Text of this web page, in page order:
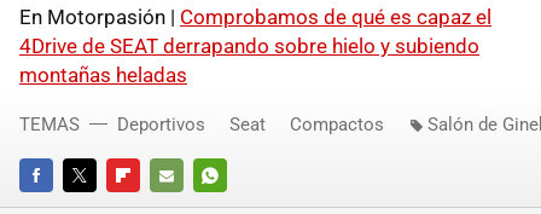
En Motorpasión | Comprobamos de qué es capaz el
4Drive de SEAT derrapando sobre hielo y subiendo
montañas heladas
FACEBOOKTWITTERFLIPBOARD
E-
WHATSAPP
TEMAS Deportivos Seat Compactos Salón de